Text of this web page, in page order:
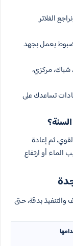
الفلاتر
يعمل بجهد
مركزي،
تساعدك على
ثم إعادة
أو ارتفاع
بدقة، حتى